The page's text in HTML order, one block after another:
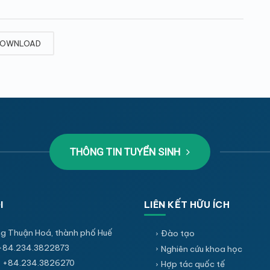
THÔNG TIN TUYỂN SINH
Thuận Hoá, thành phố Huế
LIÊN KẾT HỮU ÍCH
Đào tạo
Nghiên cứu khoa học
Hợp tác quốc tế